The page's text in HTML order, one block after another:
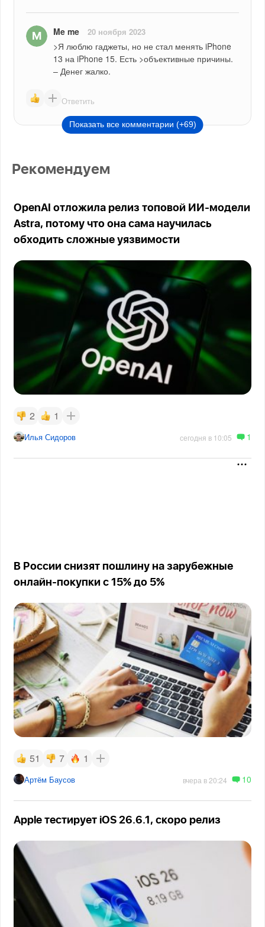
Me me 20 ноября 2023
>Я люблю гаджеты, но не стал менять iPhone
13 на iPhone 15. Есть >объективные причины.
– Денег жалко.
Ответить
Показать все комментарии (+69)
Рекомендуем
OpenAI отложила релиз топовой ИИ-модели
Astra, потому что она сама научилась
обходить сложные уязвимости
2 1
Илья Сидоров сегодня в 10:05 1
В России снизят пошлину на зарубежные
онлайн-покупки с 15% до 5%
51 7 1
Артём Баусов вчера в 20:24 10
Apple тестирует iOS 26.6.1, скоро релиз